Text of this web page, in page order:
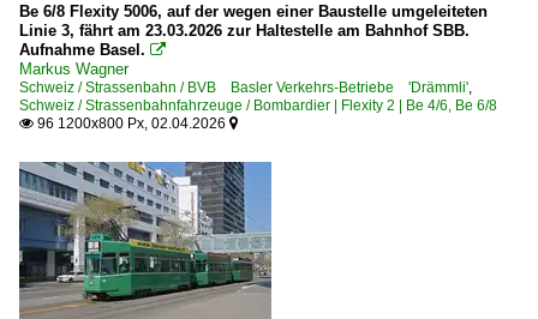
Be 6/8 Flexity 5006, auf der wegen einer Baustelle umgeleiteten
Linie 3, fährt am 23.03.2026 zur Haltestelle am Bahnhof SBB.
Aufnahme Basel. 
Markus Wagner
Schweiz / Strassenbahn / BVB Basler Verkehrs-Betriebe 'Drämmli',
Schweiz / Strassenbahnfahrzeuge / Bombardier | Flexity 2 | Be 4/6, Be 6/8
 96 1200x800 Px, 02.04.2026 